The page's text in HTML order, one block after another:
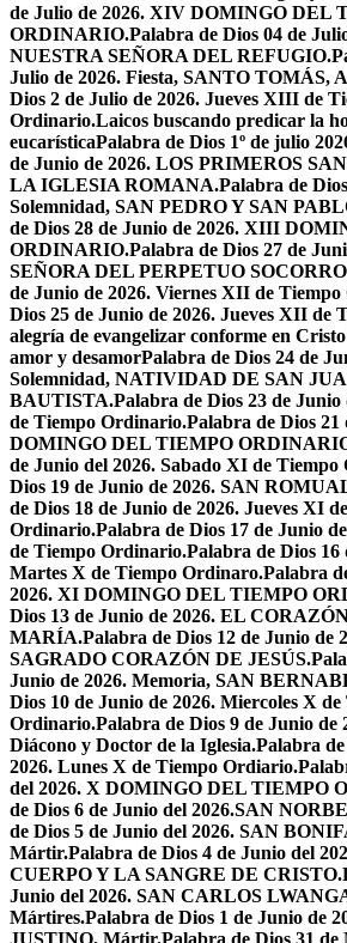
de Julio de 2026. XIV DOMINGO DEL
ORDINARIO.Palabra de Dios 04 de
NUESTRA SEÑORA DEL REFUGIO.
Julio de 2026. Fiesta, SANTO TOMÁS,
Dios 2 de Julio de 2026. Jueves XIII de
Ordinario.Laicos buscando predicar la
eucarísticaPalabra de Dios 1º de julio
de Junio de 2026. LOS PRIMEROS
LA IGLESIA ROMANA.Palabra de
Solemnidad, SAN PEDRO Y SAN
de Dios 28 de Junio de 2026. XIII
ORDINARIO.Palabra de Dios 27 de
SEÑORA DEL PERPETUO
de Junio de 2026. Viernes XII de
Dios 25 de Junio de 2026. Jueves XII de
alegría de evangelizar conforme en Cristo
amor y desamorPalabra de Dios 24 de
Solemnidad, NATIVIDAD DE SAN
BAUTISTA.Palabra de Dios 23 de
de Tiempo Ordinario.Palabra de Dios
DOMINGO DEL TIEMPO
de Junio del 2026. Sabado XI de
Dios 19 de Junio de 2026. SAN
de Dios 18 de Junio de 2026. Jueves XI
Ordinario.Palabra de Dios 17 de Junio
de Tiempo Ordinario.Palabra de Dios 16
Martes X de Tiempo Ordinaro.Palabra
2026. XI DOMINGO DEL TIEMPO
Dios 13 de Junio de 2026. EL
MARÍA.Palabra de Dios 12 de Junio de
SAGRADO CORAZÓN DE JESÚS.
Junio de 2026. Memoria, SAN
Dios 10 de Junio de 2026. Miercoles X
Ordinario.Palabra de Dios 9 de Junio
Diácono y Doctor de la Iglesia.Palabra
2026. Lunes X de Tiempo Ordiario.
del 2026. X DOMINGO DEL TIEMPO
de Dios 6 de Junio del 2026.SAN
de Dios 5 de Junio del 2026. SAN
Mártir.Palabra de Dios 4 de Junio del
CUERPO Y LA SANGRE DE CRISTO.
Junio del 2026. SAN CARLOS
Mártires.Palabra de Dios 1 de Junio de
JUSTINO, Mártir.Palabra de Dios 31 de